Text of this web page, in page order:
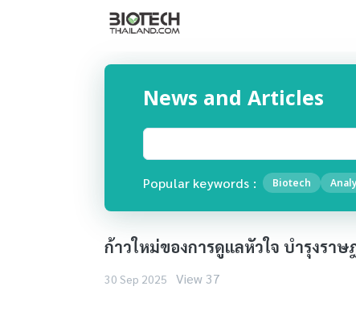
News and Articles
Popular keywords : Biotech
ก้าวใหม่ของการดูแลหัวใจ บำรุงรา
30 Sep 2025 View 37